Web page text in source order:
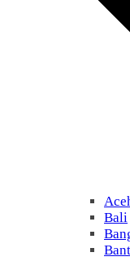
Bali